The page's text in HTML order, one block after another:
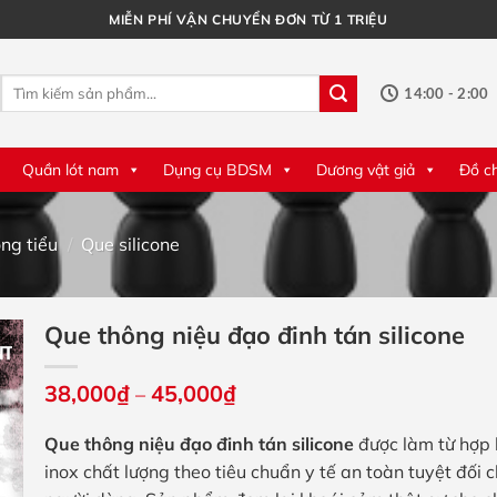
MIỄN PHÍ VẬN CHUYỂN ĐƠN TỪ 1 TRIỆU
Tìm
14:00 - 2:00
Quần lót nam Dụng cụ BDSM Dương vật giả Đồ
tiểu / Que silicone
Que thông niệu đạo đinh tán silicone
38,000₫ – 45,000₫Khoảng
38,000₫
đến
45,000₫
Que thông niệu đạo đinh tán silicone được làm từ hợp
inox chất lượng theo tiêu chuẩn y tế an toàn tuyệt đối